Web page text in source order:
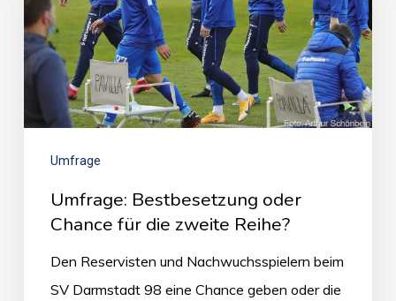
Umfrage
Umfrage: Bestbesetzung oder
Chance für die zweite Reihe?
Den Reservisten und Nachwuchsspielern beim
SV Darmstadt 98 eine Chance geben oder die